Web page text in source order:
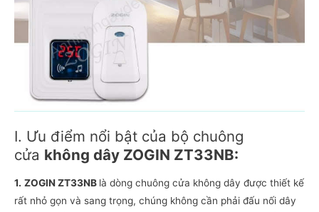
I. Ưu điểm nổi bật của bộ chuông
cửa không dây ZOGIN ZT33NB:
1. ZOGIN ZT33NB là dòng chuông cửa không dây được thiết kế
rất nhỏ gọn và sang trọng, chúng không cần phải đấu nối dây